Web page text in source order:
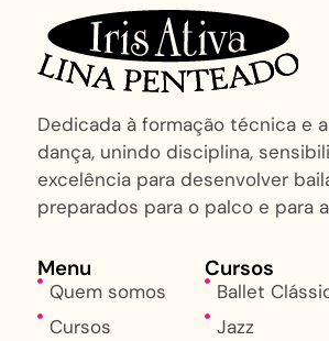
Dedicada à formação técnica e
dança, unindo disciplina,
excelência para desenvolver
preparados para o palco e para
Menu
Quem somos
Cursos
Cursos
Ballet
Jazz